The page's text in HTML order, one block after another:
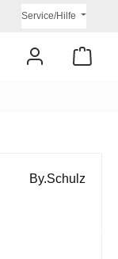
Service/Hilfe
By.Schulz